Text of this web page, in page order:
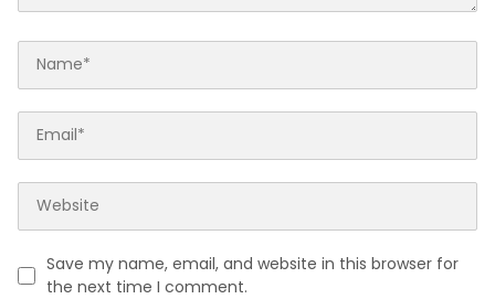
Save my name, email, and website in this browser for
the next time I comment.